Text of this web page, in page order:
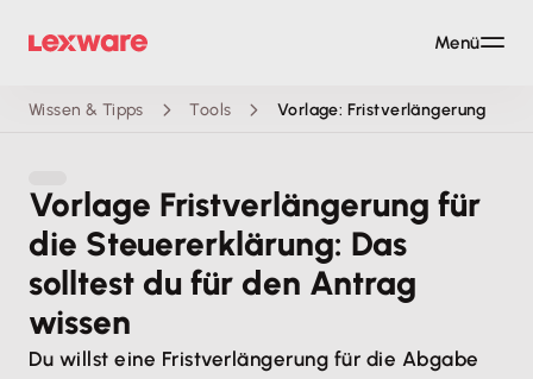
Wissen & Tipps Tools Vorlage: Fristverlängerung
Vorlage Fristverlängerung für
die Steuererklärung: Das
solltest du für den Antrag
wissen
Du willst eine Fristverlängerung für die Abgabe
Menü